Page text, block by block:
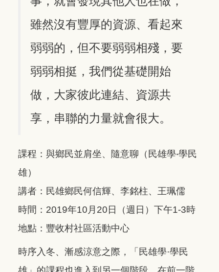
雖然沒有豐厚的資源、看起來
弱弱的，但不要弱弱相殘，要
弱弱相挺，我們從基礎開始
做，大家彼此連結、資源共
享，串聯的力量就會很大。
課程：與鄉民並肩坐、隨意聊（民雄學‧學民
雄）
講者： 民雄鄉民何信輝、李銘柱、王珮儒
時間：2019年10月20日（週日）下午1-3時
地點：豐收村社區活動中心
時序入冬、漸感涼意之際，「民雄學·學民